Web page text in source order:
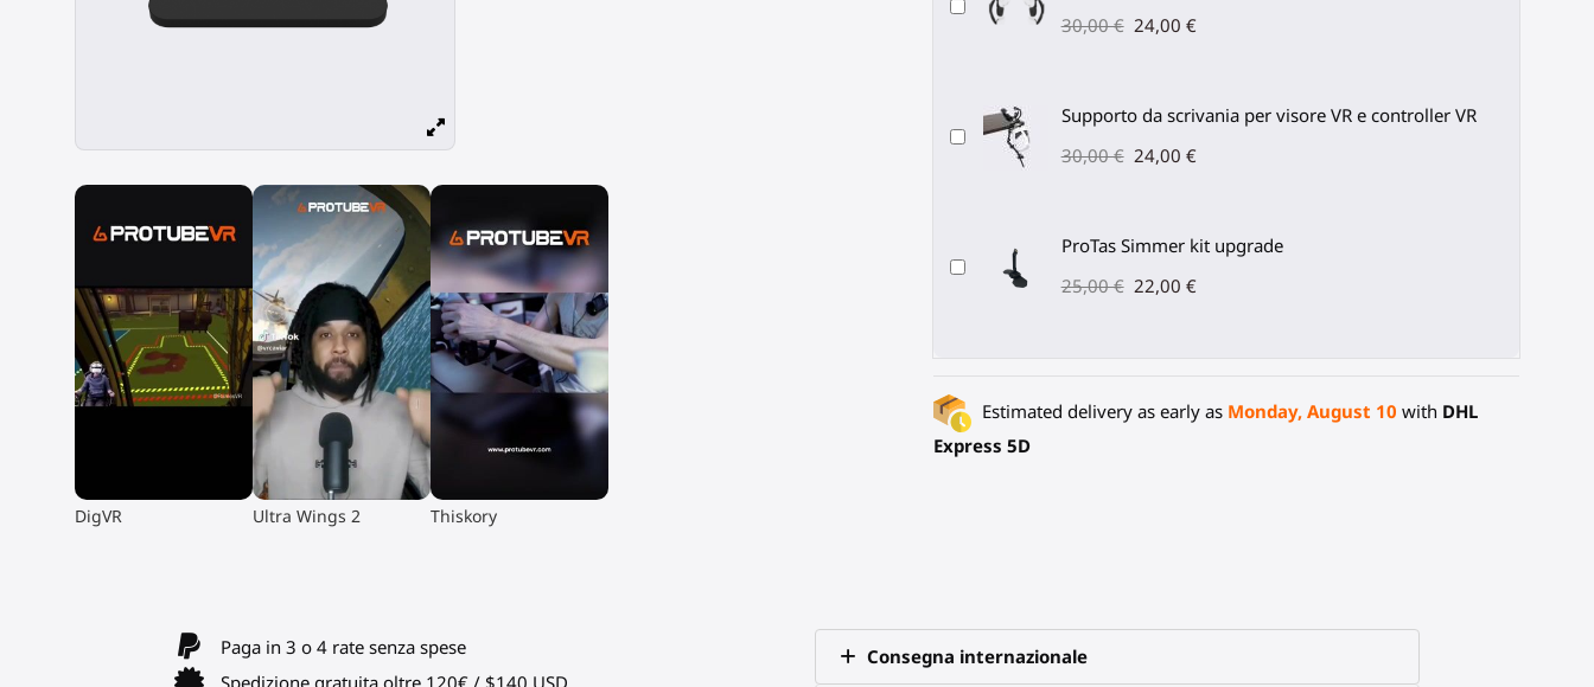
▶
DigVR ▶
Ultra Wings 2 ▶
Thiskory
30,00 € 24,00 €
Supporto da scrivania per visore VR e controller VR
30,00 € 24,00 €
ProTas Simmer kit upgrade
25,00 € 22,00 €
Estimated delivery as early as Monday, August 10 with DHL
Express 5D
Paga in 3 o 4 rate senza spese
Spedizione gratuita oltre 120€ / $140 USD
Consegna internazionale